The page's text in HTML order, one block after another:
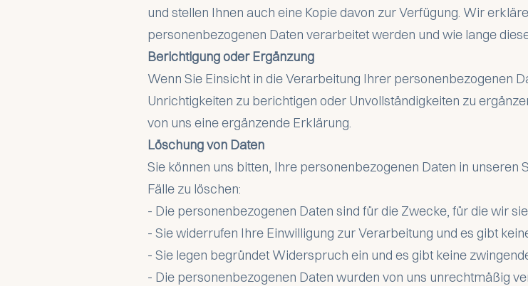
und stellen Ihnen auch eine Kopie davon zur Verfügung. Wir
personenbezogenen Daten verarbeitet werden und wie lange
Berichtigung oder Ergänzung
Wenn Sie Einsicht in die Verarbeitung Ihrer personenbezogenen
Unrichtigkeiten zu berichtigen oder Unvollständigkeiten zu
von uns eine ergänzende Erklärung.
Löschung von Daten
Sie können uns bitten, Ihre personenbezogenen Daten in
Fälle zu löschen:
- Die personenbezogenen Daten sind für die Zwecke, für die wir
- Sie widerrufen Ihre Einwilligung zur Verarbeitung und es gibt
- Sie legen begründet Widerspruch ein und es gibt keine
- Die personenbezogenen Daten wurden von uns unrechtmäßig